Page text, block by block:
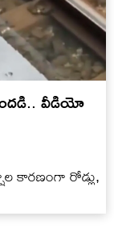
వీడియో
కారణంగా రోడ్లు,